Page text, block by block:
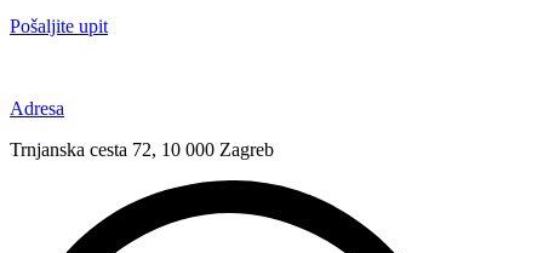
Pošaljite upit
Adresa
Trnjanska cesta 72, 10 000 Zagreb